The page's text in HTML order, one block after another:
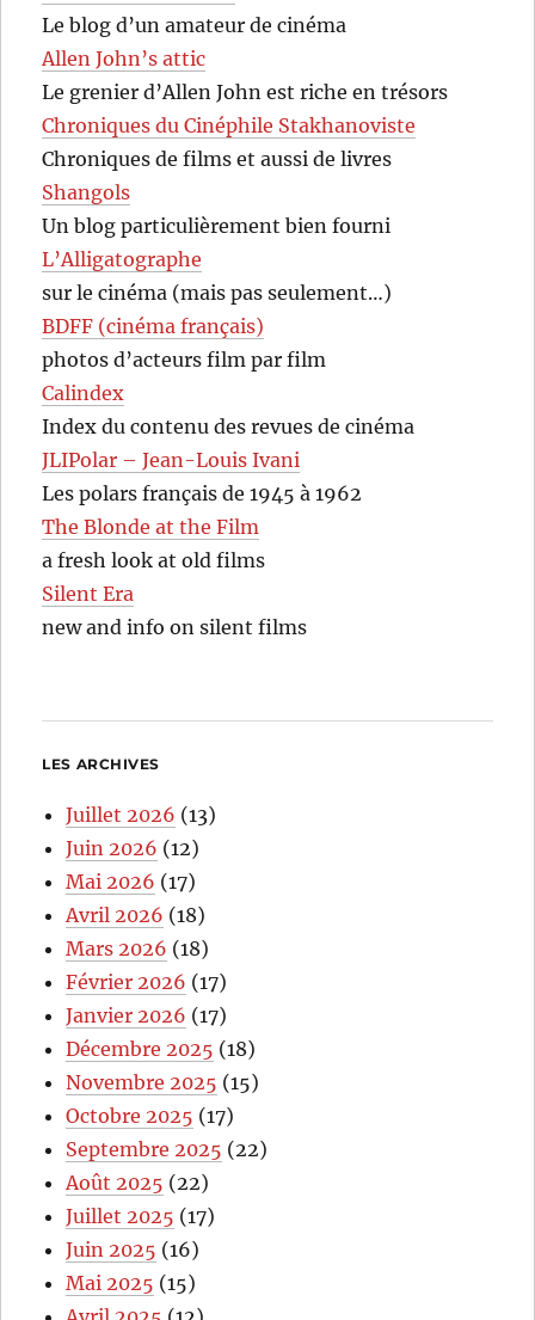
Le blog d’un amateur de cinéma
Allen John’s attic
Le grenier d’Allen John est riche en trésors
Chroniques du Cinéphile Stakhanoviste
Chroniques de films et aussi de livres
Shangols
Un blog particulièrement bien fourni
L’Alligatographe
sur le cinéma (mais pas seulement…)
BDFF (cinéma français)
photos d’acteurs film par film
Calindex
Index du contenu des revues de cinéma
JLIPolar – Jean-Louis Ivani
Les polars français de 1945 à 1962
The Blonde at the Film
a fresh look at old films
Silent Era
new and info on silent films
LES ARCHIVES
Juillet 2026 (13)
Juin 2026 (12)
Mai 2026 (17)
Avril 2026 (18)
Mars 2026 (18)
Février 2026 (17)
Janvier 2026 (17)
Décembre 2025 (18)
Novembre 2025 (15)
Octobre 2025 (17)
Septembre 2025 (22)
Août 2025 (22)
Juillet 2025 (17)
Juin 2025 (16)
Mai 2025 (15)